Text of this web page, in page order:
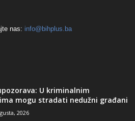
nas: info@bihplus.ba
U kriminalnim
mogu stradati nedužni građani
2026